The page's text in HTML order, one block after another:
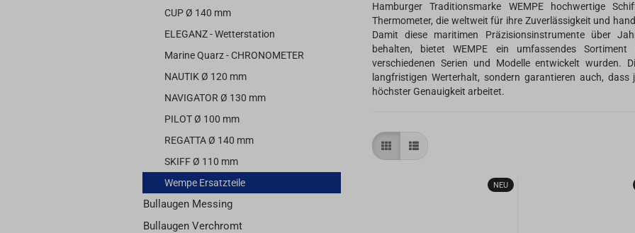
Hamburger Traditionsmarke WEMPE hochwertige
Thermometer, die weltweit für ihre Zuverlässigkeit und
Damit diese maritimen Präzisionsinstrumente über
behalten, bietet WEMPE ein umfassendes
verschiedenen Serien und Modelle entwickelt wurden.
langfristigen Werterhalt, sondern garantieren auch, dass
höchster Genauigkeit arbeitet.
NEU
CUP Ø 140 mm
ELEGANZ - Wetterstation
Marine Quarz - CHRONOMETER
NAUTIK Ø 120 mm
NAVIGATOR Ø 130 mm
PILOT Ø 100 mm
REGATTA Ø 140 mm
SKIFF Ø 110 mm
Wempe Ersatzteile
Bullaugen Messing
Bullaugen Verchromt